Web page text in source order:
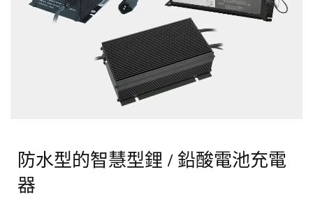
防水型的智慧型鋰 / 鉛酸電池充電
器